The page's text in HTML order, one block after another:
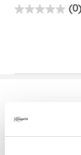
(0)
0.0